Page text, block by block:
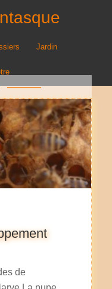
Jardin
de